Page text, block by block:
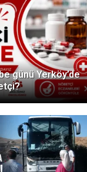
günü Yerköy’de